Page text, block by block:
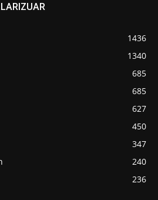
1436
1340
685
685
627
450
347
240
236